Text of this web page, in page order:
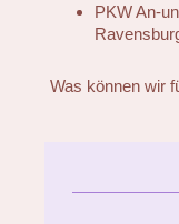
PKW An-
Was können wir